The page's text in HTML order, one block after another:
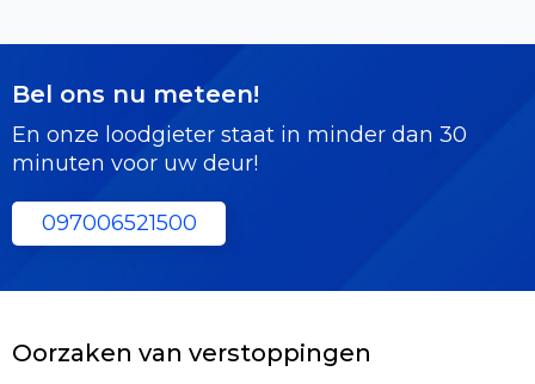
Bel ons nu meteen!
En onze loodgieter staat in minder dan 30
minuten voor uw deur!
097006521500
Oorzaken van verstoppingen